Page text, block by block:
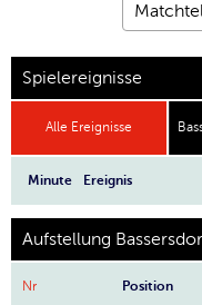
Spielereignisse
Alle Ereignisse
Minute Ereignis
Aufstellung
Nr Position